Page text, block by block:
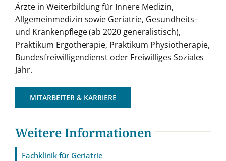
Ärzte in Weiterbildung für Innere Medizin,
Allgemeinmedizin sowie Geriatrie, Gesundheits-
und Krankenpflege(ab2020 generalistisch),
Praktikum Ergotherapie, Praktikum Physiotherapie,
Bundesfreiwilligendienst oder Freiwilliges Soziales
Jahr.
MITARBEITER & KARRIERE
Weitere Informationen
Fachklinik für Geriatrie